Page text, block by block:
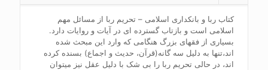
کتاب ربا و بانکداری اسلامی – تحریم ربا از مسائل مهم
اسلامی است و بازتاب گسترده ای در آیات و روایات دارد.
بسیاری از فقهای بزرگ هنگامی که وارد این مبحث شده
اند،تنها به دلیل سه گانه(قرآن، حدیث و اجماع) بسنده کرده
اند، در حالی تحریم ربا را بی شک با دلیل عقل نیز میتوان